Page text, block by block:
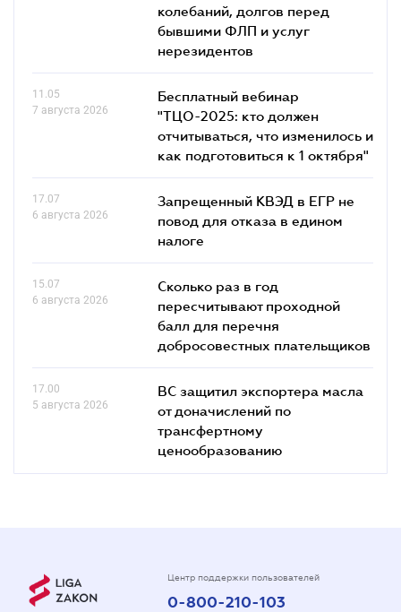
колебаний, долгов перед
бывшими ФЛП и услуг
нерезидентов
11.05
7 августа 2026
Бесплатный вебинар
"ТЦО-2025: кто должен
отчитываться, что изменилось и
как подготовиться к 1 октября"
17.07
6 августа 2026
Запрещенный КВЭД в ЕГР не
повод для отказа в едином
налоге
15.07
6 августа 2026
Сколько раз в год
пересчитывают проходной
балл для перечня
добросовестных плательщиков
17.00
5 августа 2026
ВС защитил экспортера масла
от доначислений по
трансфертному
ценообразованию
Центр поддержки пользователей
0-800-210-103